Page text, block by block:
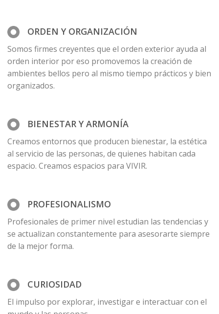
ORDEN Y ORGANIZACIÓN
Somos firmes creyentes que el orden exterior ayuda al
orden interior por eso promovemos la creación de
ambientes bellos pero al mismo tiempo prácticos y bien
organizados.
BIENESTAR Y ARMONÍA
Creamos entornos que producen bienestar, la estética
al servicio de las personas, de quienes habitan cada
espacio. Creamos espacios para VIVIR.
PROFESIONALISMO
Profesionales de primer nivel estudian las tendencias y
se actualizan constantemente para asesorarte siempre
de la mejor forma.
CURIOSIDAD
El impulso por explorar, investigar e interactuar con el